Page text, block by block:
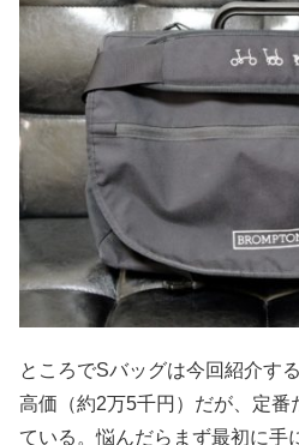
ところでSバッグは今回紹介す
高価（約2万5千円）だが、定番
ている。悩んだらまず最初に手